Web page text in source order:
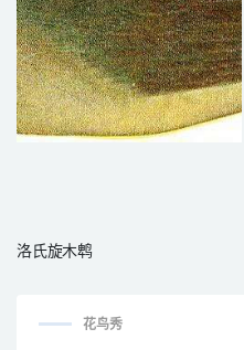
洛氏旋木鹎
花鸟秀